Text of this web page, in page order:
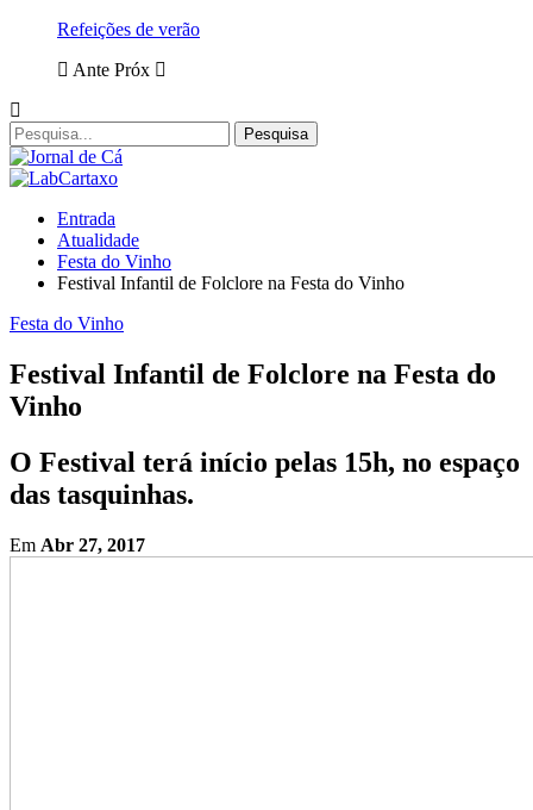
Refeições de verão
Ante Próx
Entrada
Atualidade
Festa do Vinho
Festival Infantil de Folclore na Festa do Vinho
Festa do Vinho
Festival Infantil de Folclore na Festa do
Vinho
O Festival terá início pelas 15h, no espaço
das tasquinhas.
Em Abr 27, 2017